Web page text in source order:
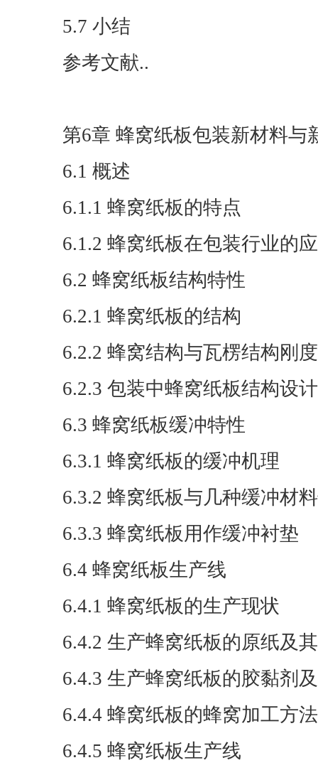
5.7 小结
参考文献..
第6章 蜂窝纸板包装新材料与
6.1 概述
6.1.1 蜂窝纸板的特点
6.1.2 蜂窝纸板在包装行业的
6.2 蜂窝纸板结构特性
6.2.1 蜂窝纸板的结构
6.2.2 蜂窝结构与瓦楞结构刚
6.2.3 包装中蜂窝纸板结构设计
6.3 蜂窝纸板缓冲特性
6.3.1 蜂窝纸板的缓冲机理
6.3.2 蜂窝纸板与几种缓冲材
6.3.3 蜂窝纸板用作缓冲衬垫
6.4 蜂窝纸板生产线
6.4.1 蜂窝纸板的生产现状
6.4.2 生产蜂窝纸板的原纸及
6.4.3 生产蜂窝纸板的胶黏剂
6.4.4 蜂窝纸板的蜂窝加工方法
6.4.5 蜂窝纸板生产线